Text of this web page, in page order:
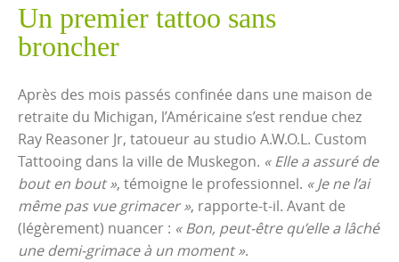
Un premier tattoo sans
broncher
Après des mois passés confinée dans une maison de
retraite du Michigan, l’Américaine s’est rendue chez
Ray Reasoner Jr, tatoueur au studio A.W.O.L. Custom
Tattooing dans la ville de Muskegon. « Elle a assuré de
bout en bout », témoigne le professionnel. « Je ne l’ai
même pas vue grimacer », rapporte-t-il. Avant de
(légèrement) nuancer : « Bon, peut-être qu’elle a lâché
une demi-grimace à un moment ».